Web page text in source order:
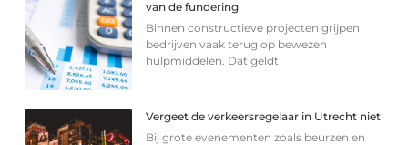
van de fundering
Binnen constructieve projecten grijpen
bedrijven vaak terug op bewezen
hulpmiddelen. Dat geldt
Vergeet de verkeersregelaar in Utrecht niet
Bij grote evenementen zoals beurzen en